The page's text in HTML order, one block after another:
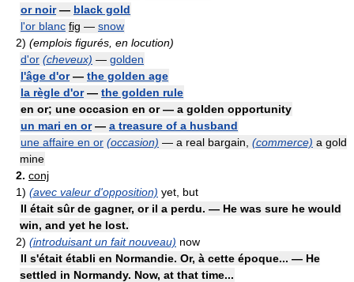
or noir— black gold
l'or blanc fig — snow
2) (emplois figurés, en locution)
d'or (cheveux) — golden
l'âge d'or— the golden age
la règle d'or— the golden rule
en or; une occasion en or — a golden opportunity
un mari en or— a treasure of a husband
une affaire en or (occasion) — a real bargain, (commerce) a gold
mine
2. conj
1) (avec valeur d'opposition) yet, but
Il était sûr de gagner, or il a perdu. — He was sure he would
win, and yet he lost.
2) (introduisant un fait nouveau) now
Il s'était établi en Normandie. Or, à cette époque... — He
settled in Normandy. Now, at that time...